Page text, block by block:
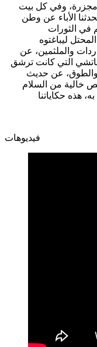
مجزرة، وفي كل بيت
الأباء عن وطن
في الثورات
ليباغتوه
والملثمين، عن
التي كانت ترشق
والطوق، عن حديث
خالية من السلام
هذه حكاياتنا
فيديوهات